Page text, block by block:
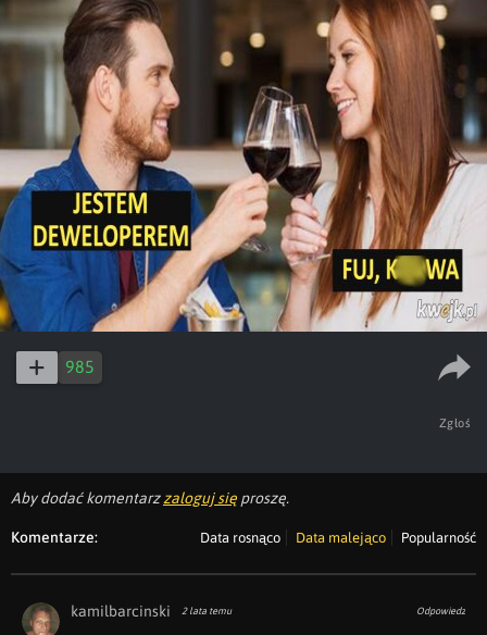
985
Zgłoś
Aby dodać komentarzzaloguj się proszę.
Komentarze: Data rosnąco Data malejąco Popularność
kamilbarcinski 2 lata temu Odpowiedz